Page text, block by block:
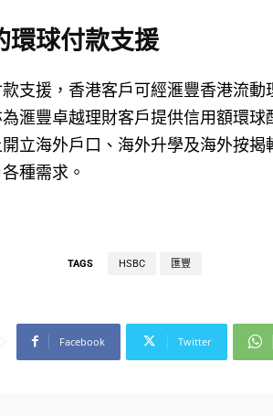
環球付款支援
支援，香港客戶可經滙豐香港流動
滙豐卓越理財客戶提供信用額環
立海外戶口、海外升學及海外按揭
種需求。
TAGS HSBC 匯豐
Facebook Twitter